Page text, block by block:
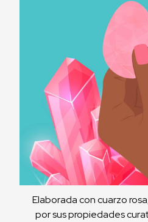
Elaborada con cuarzo
por sus propiedades